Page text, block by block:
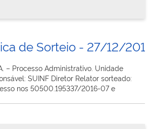
de Sorteio - 27/12/
– Processo Administrativo. Unidade
SUINF Diretor Relator sorteado:
nos 50500.195337/2016-07 e